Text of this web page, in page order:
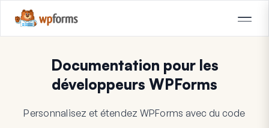
Documentation pour les
développeurs WPForms
Personnalisez et étendez WPForms avec du code